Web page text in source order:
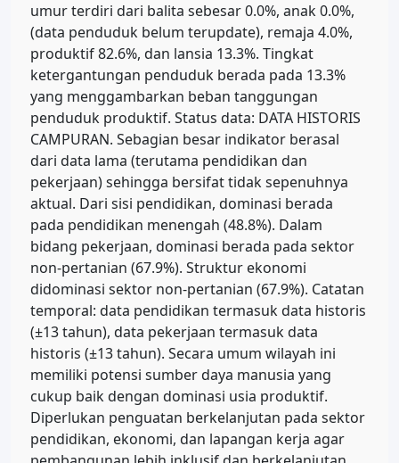
umur terdiri dari balita sebesar 0.0%, anak 0.0%,
(data penduduk belum terupdate), remaja 4.0%,
produktif 82.6%, dan lansia 13.3%. Tingkat
ketergantungan penduduk berada pada 13.3%
yang menggambarkan beban tanggungan
penduduk produktif. Status data: DATA HISTORIS
CAMPURAN. Sebagian besar indikator berasal
dari data lama (terutama pendidikan dan
pekerjaan) sehingga bersifat tidak sepenuhnya
aktual. Dari sisi pendidikan, dominasi berada
pada pendidikan menengah (48.8%). Dalam
bidang pekerjaan, dominasi berada pada sektor
non-pertanian (67.9%). Struktur ekonomi
didominasi sektor non-pertanian (67.9%). Catatan
temporal: data pendidikan termasuk data historis
(±13 tahun), data pekerjaan termasuk data
historis (±13 tahun). Secara umum wilayah ini
memiliki potensi sumber daya manusia yang
cukup baik dengan dominasi usia produktif.
Diperlukan penguatan berkelanjutan pada sektor
pendidikan, ekonomi, dan lapangan kerja agar